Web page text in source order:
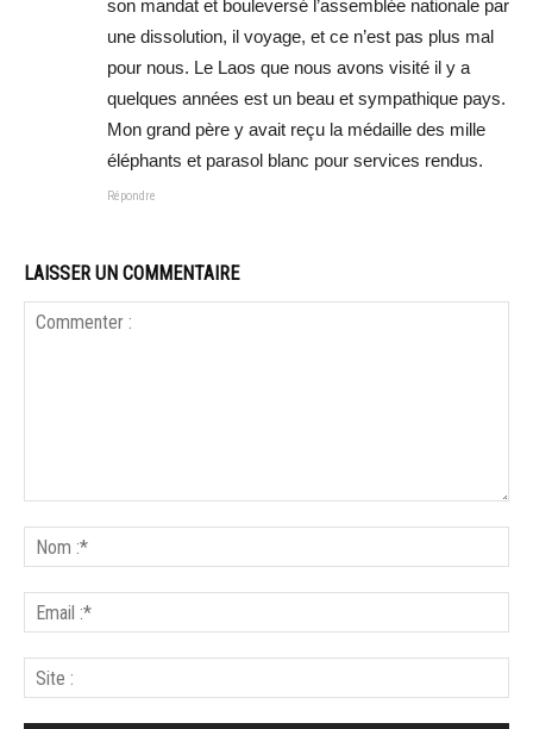
son mandat et bouleversé l’assemblée nationale par
une dissolution, il voyage, et ce n’est pas plus mal
pour nous. Le Laos que nous avons visité il y a
quelques années est un beau et sympathique pays.
Mon grand père y avait reçu la médaille des mille
éléphants et parasol blanc pour services rendus.
Répondre
LAISSER UN COMMENTAIRE